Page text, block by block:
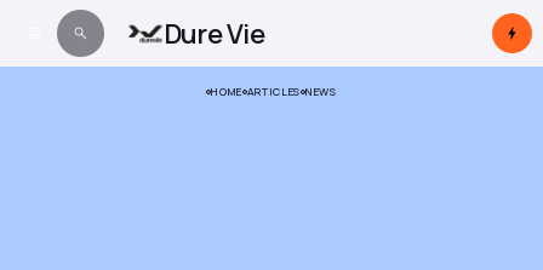
Dure Vie
HOME ARTICLES NEWS